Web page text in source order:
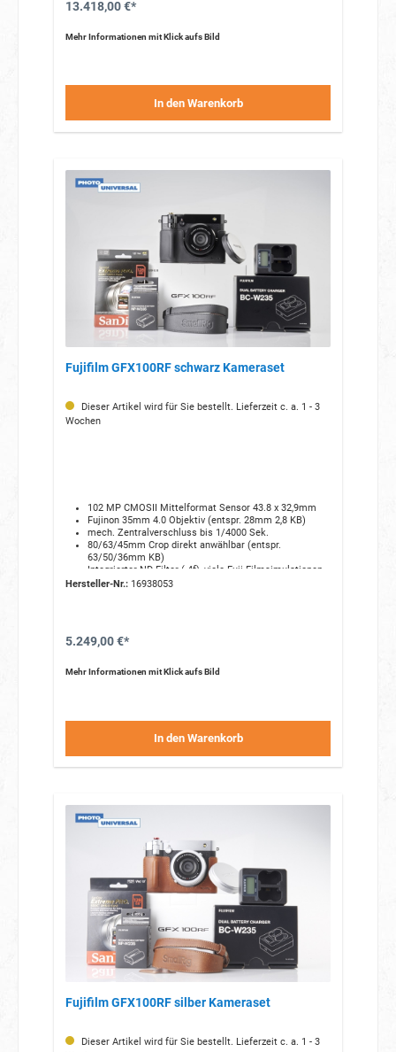
13.418,00 €*
Mehr Informationen mit Klick aufs Bild
In den Warenkorb
Fujifilm GFX100RF schwarz Kameraset
Dieser Artikel wird für Sie bestellt. Lieferzeit c. a. 1 - 3
Wochen
102 MP CMOSII Mittelformat Sensor 43.8 x 32,9mm
Fujinon 35mm 4.0 Objektiv (entspr. 28mm 2,8 KB)
mech. Zentralverschluss bis 1/4000 Sek.
80/63/45mm Crop direkt anwählbar (entspr.
63/50/36mm KB)
Integrierter ND-Filter (-4f), viele Fuji Filmsimulationen
(im JPG)
kompakt & leicht (nur ca. 735g)
Hersteller-Nr.:16938053
5.249,00 €*
Mehr Informationen mit Klick aufs Bild
In den Warenkorb
Fujifilm GFX100RF silber Kameraset
Dieser Artikel wird für Sie bestellt. Lieferzeit c. a. 1 - 3